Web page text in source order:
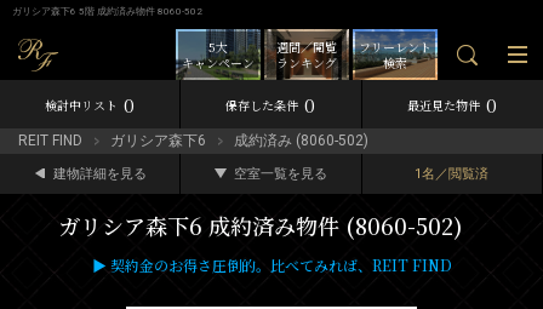
ガリシア森下6 5階 成約済み物件 8060-502
フリーレント
検索
週間／閲覧
ランキング
5大
キャンペーン
検討中リスト 0 保存した条件 0 最近見た物件 0
REIT FIND ガリシア森下6 成約済み (8060-502)
建物詳細を見る 空室一覧を見る 1名／閲覧済
ガリシア森下6 成約済み物件 (8060-502)
▶ 契約金のお得さ圧倒的。比べてみれば、REIT FIND